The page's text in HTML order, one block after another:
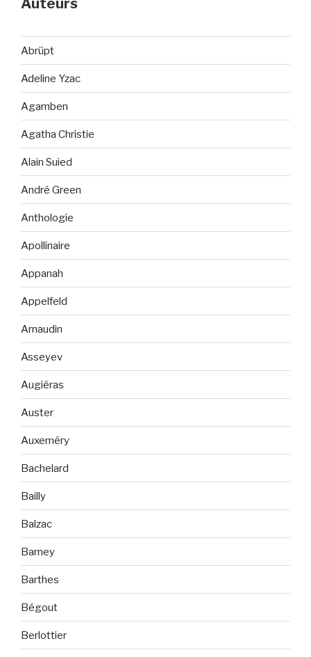
Auteurs
Abrüpt
Adeline Yzac
Agamben
Agatha Christie
Alain Suied
André Green
Anthologie
Apollinaire
Appanah
Appelfeld
Arnaudin
Asseyev
Augiéras
Auster
Auxeméry
Bachelard
Bailly
Balzac
Barney
Barthes
Bégout
Berlottier